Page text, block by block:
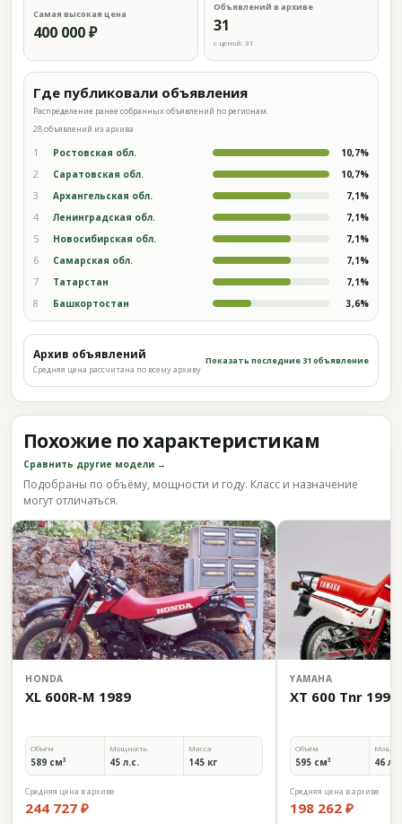
Самая высокая цена
400 000 ₽
Объявлений в архиве
31
с ценой: 31
Где публиковали объявления
Распределение ранее собранных объявлений по регионам.
28 объявлений из архива
1 Ростовская обл. 10,7%
2 Саратовская обл. 10,7%
3 Архангельская обл. 7,1%
4 Ленинградская обл. 7,1%
5 Новосибирская обл. 7,1%
6 Самарская обл. 7,1%
7 Татарстан 7,1%
8 Башкортостан 3,6%
Архив объявлений
Средняя цена рассчитана по всему архиву
Показать последние 31 объявление
Похожие по характеристикам
Сравнить другие модели →
Подобраны по объёму, мощности и году. Класс и назначение
могут отличаться.
HONDA
XL 600R-M 1989
Объём
589 см³
Мощность
45 л.с.
Масса
145 кг
Средняя цена в архиве
244 727 ₽
YAMAHA
XT 600 Tnr 1990
Объём
595 см³ 46
Средняя цена в архиве
198 262 ₽